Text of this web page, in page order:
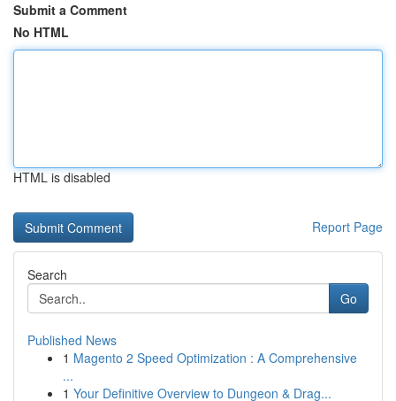
Submit a Comment
No HTML
HTML is disabled
Report Page
Search
Go
Published News
1 Magento 2 Speed Optimization : A Comprehensive
...
1 Your Definitive Overview to Dungeon & Drag...